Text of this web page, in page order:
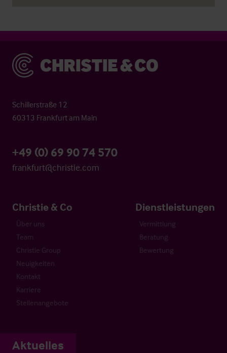
Christie & Co
Schillerstraße 12
60313 Frankfurt am Main
+49 (0) 69 90 74 570
frankfurt@christie.com
Christie & Co
Über uns
Team
Christie Group
Neuigkeiten
Kontakt
Karriere
Stellenangebote
Dienstleistungen
Vermittlung
Beratung
Bewertung
Aktuelles